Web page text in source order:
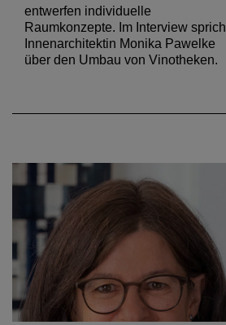
entwerfen individuelle
Raumkonzepte. Im Interview
Innenarchitektin Monika Pawelke
über den Umbau von Vinotheken.